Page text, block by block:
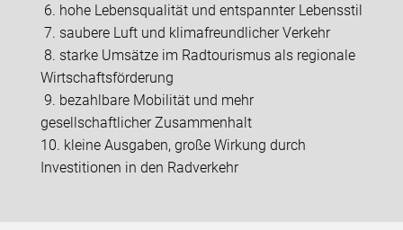
6. hohe Lebensqualität und entspannter Lebensstil
7. saubere Luft und klimafreundlicher Verkehr
8. starke Umsätze im Radtourismus als regionale
Wirtschaftsförderung
9. bezahlbare Mobilität und mehr
gesellschaftlicher Zusammenhalt
10. kleine Ausgaben, große Wirkung durch
Investitionen in den Radverkehr